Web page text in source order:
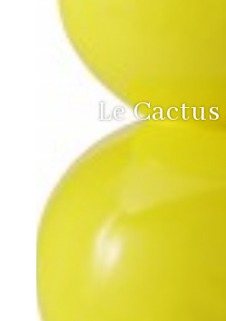
Le